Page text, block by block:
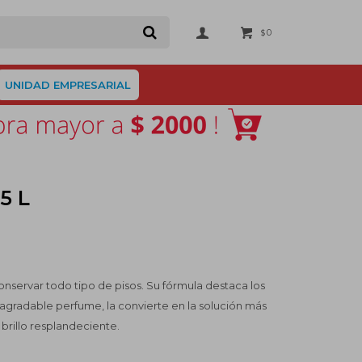
UNIDAD EMPRESARIAL
$0
L
todo tipo de pisos. Su fórmula destaca los
perfume, la convierte en la solución más
resplandeciente.